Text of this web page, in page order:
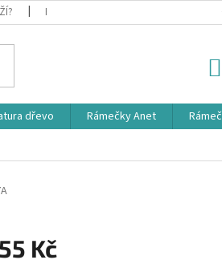
PODMÍNKY OCHRANY OSOBNÍCH ÚDAJŮ
dřevo Rámečky Anet
55 Kč